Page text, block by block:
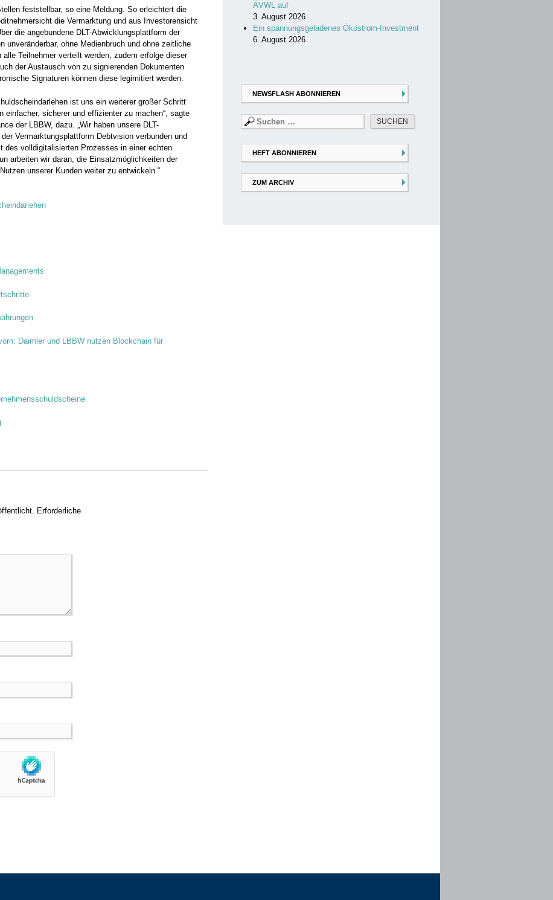
feststellbar, so eine Meldung. So erleichtert die
die Vermarktung und aus Investorensicht
die angebundene DLT-Abwicklungsplattform der
unveränderbar, ohne Medienbruch und ohne zeitliche
alle Teilnehmer verteilt werden, zudem erfolge dieser
der Austausch von zu signierenden Dokumenten
Signaturen können diese legimitiert werden.
ist uns ein weiterer großer Schritt
einfacher, sicherer und effizienter zu machen“, sagte
der LBBW, dazu. „Wir haben unsere DLT-
Vermarktungsplattform Debtvision verbunden und
des volldigitalisierten Prozesses in einer echten
arbeiten wir daran, die Einsatzmöglichkeiten der
unserer Kunden weiter zu entwickeln.“
Daimler und LBBW nutzen Blockchain für
Erforderliche
ÄVWL auf
3. August 2026
Ein spannungsgeladenes Ökostrom-Investment
6. August 2026
NEWSFLASH ABONNIEREN
Suchen
nach:
HEFT ABONNIEREN
ZUM ARCHIV